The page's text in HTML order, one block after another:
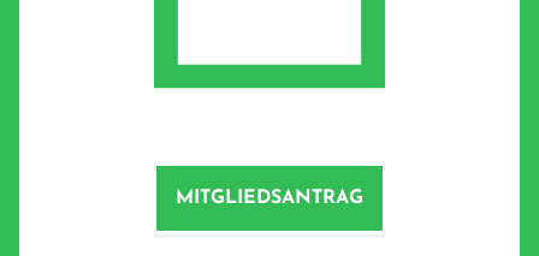
MITGLIEDSANTRAG